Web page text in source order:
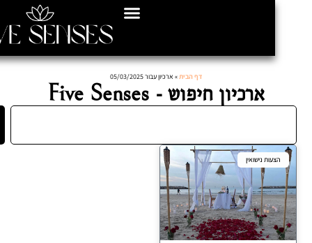
ארכיון עבור 05/03/2025
ארכיון חיפוש - Five Senses
נישואין